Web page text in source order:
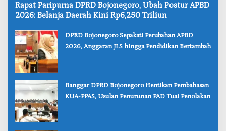
‎Rapat Paripurna DPRD Bojonegoro, Ubah Postur APBD
2026: Belanja Daerah Kini Rp6,250 Triliun
‎DPRD Bojonegoro Sepakati Perubahan APBD
2026, Anggaran JLS hingga Pendidikan Bertambah
‎Banggar DPRD Bojonegoro Hentikan Pembahasan
KUA-PPAS, Usulan Penurunan PAD Tuai Penolakan